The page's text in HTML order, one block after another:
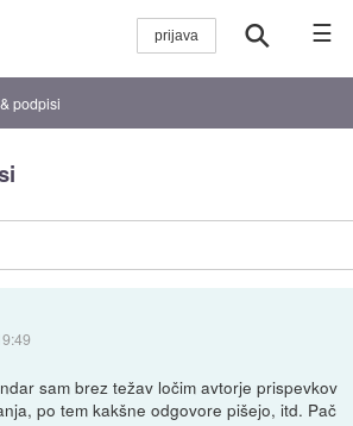
☰
podpisi
sam brez težav ločim avtorje prispevkov
po tem kakšne odgovore pišejo, itd. Pač